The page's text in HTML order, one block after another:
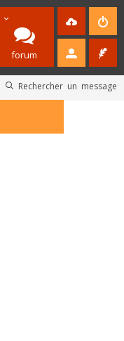
forum
Rechercher un message